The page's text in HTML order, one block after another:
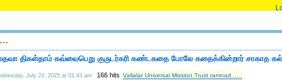
திகள்தாம் கவ்வைபெறு குருடர்கரி கண்டகதை போலே கதைக்கின்றார் சாகாத
July 23, 2025 at 01:43 am 166 hits Vallalar Universal Mission Trust ramnad......